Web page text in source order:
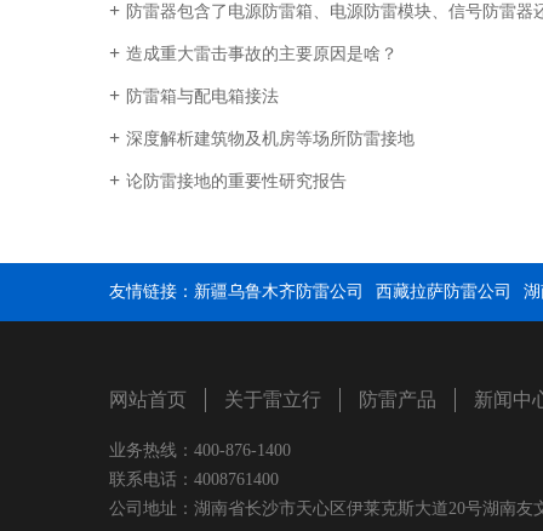
防雷器包含了电源防雷箱、电源防雷模块、信号防雷器还
造成重大雷击事故的主要原因是啥？
防雷箱与配电箱接法
深度解析建筑物及机房等场所防雷接地
论防雷接地的重要性研究报告
友情链接： 新疆乌鲁木齐防雷公司 西藏拉萨防雷公司
网站首页 关于雷立行 防雷产品 新闻中
业务热线：400-876-1400
联系电话：4008761400
公司地址：湖南省长沙市天心区伊莱克斯大道20号湖南